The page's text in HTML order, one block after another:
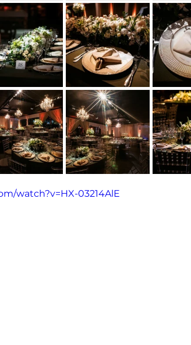
watch?v=HX-03214AlE